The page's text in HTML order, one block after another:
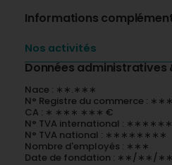
Informations
Nos activités
Données administratives
Nace : ∗∗.∗∗∗
N° Registre du commerce :
CA : ∗ ∗∗∗ ∗∗∗ €
N° TVA international :
N° TVA national : ∗∗∗∗∗∗∗∗
Nombre d'employés : ∗∗∗
Date de fondation : ∗∗/∗∗/